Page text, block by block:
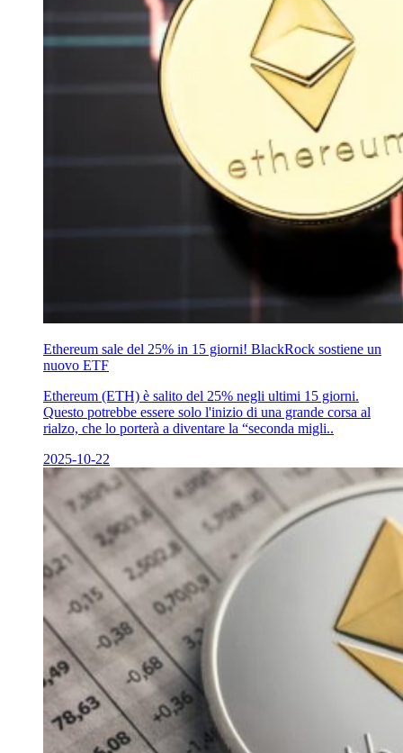
Ethereum sale del 25% in 15 giorni! BlackRock sostiene un
nuovo ETF
Ethereum (ETH) è salito del 25% negli ultimi 15 giorni.
Questo potrebbe essere solo l'inizio di una grande corsa al
rialzo, che lo porterà a diventare la “seconda migli..
2025-10-22